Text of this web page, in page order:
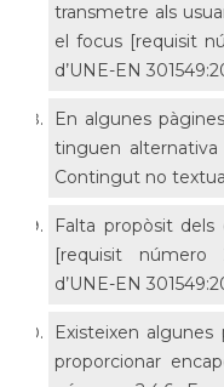
transmetre als
el focus [requisit
d’UNE-EN
En algunes
tinguen alternativa
Contingut no
Falta propòsit
[requisit número
d’UNE-EN
Existeixen
proporcionar